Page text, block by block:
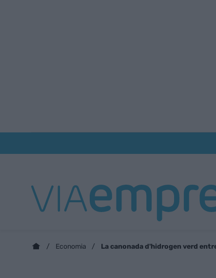
Economia La canonada d'hidrogen verd